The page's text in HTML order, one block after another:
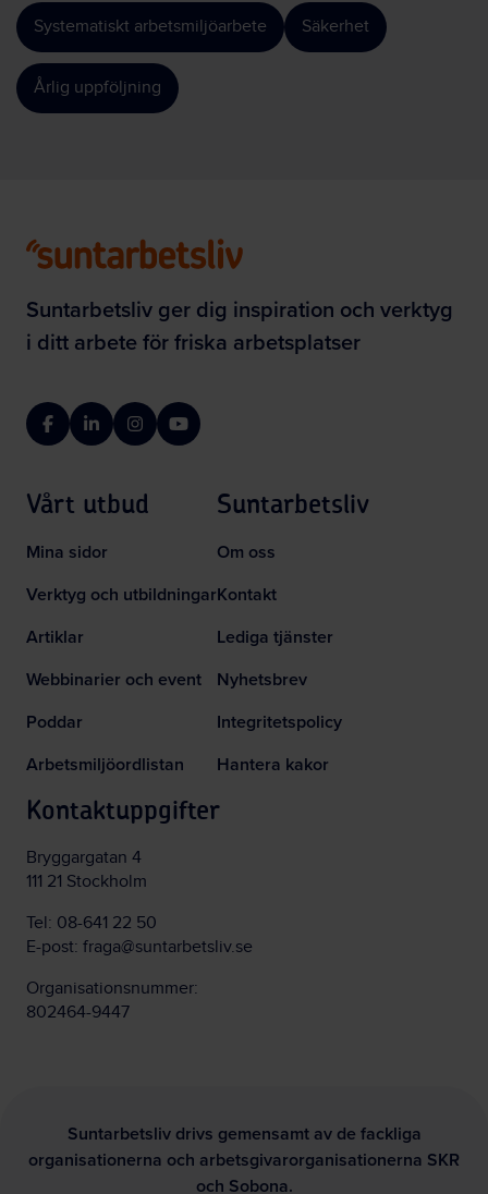
Systematiskt arbetsmiljöarbete Säkerhet
Årlig uppföljning
Suntarbetsliv ger dig inspiration och verktyg
i ditt arbete för friska arbetsplatser
FacebookLinkedInInstagramYouTube
Vårt utbud
Mina sidor
Verktyg och utbildningar
Artiklar
Webbinarier och event
Poddar
Arbetsmiljöordlistan
Suntarbetsliv
Om oss
Kontakt
Lediga tjänster
Nyhetsbrev
Integritetspolicy
Hantera kakor
Kontaktuppgifter
Bryggargatan 4
111 21 Stockholm
Tel: 08-641 22 50
E-post: fraga@suntarbetsliv.se
Organisationsnummer:
802464-9447
Suntarbetsliv drivs gemensamt av de fackliga
organisationerna och arbetsgivarorganisationerna SKR
och Sobona.